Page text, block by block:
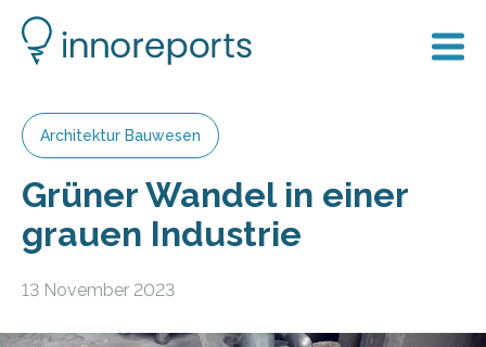
Architektur Bauwesen
Grüner Wandel in einer
grauen Industrie
13 November 2023